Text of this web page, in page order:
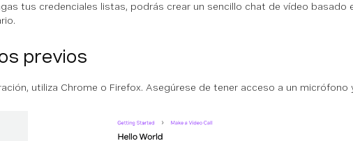
tus credenciales listas, podrás crear un sencillo chat de vídeo
previos
utiliza Chrome o Firefox. Asegúrese de tener acceso a un micrófono